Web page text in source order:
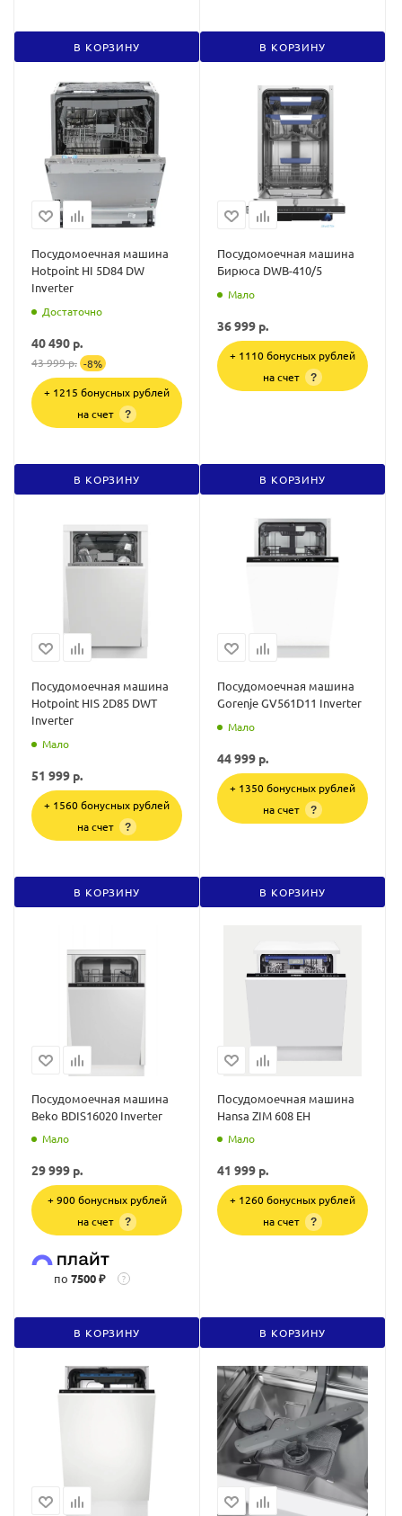
В КОРЗИНУ В КОРЗИНУ
Посудомоечная машина
Hotpoint HI 5D84 DW
Inverter
Достаточно
40 490 р.
43 999р. -8%
+ 1215 бонусных рублей
на счет
?
В КОРЗИНУ
Посудомоечная машина
Бирюса DWB-410/5
Мало
36 999 р.
+ 1110 бонусных рублей
на счет
?
В КОРЗИНУ
Посудомоечная машина
Hotpoint HIS 2D85 DWT
Inverter
Мало
51 999 р.
+ 1560 бонусных рублей
на счет
?
В КОРЗИНУ
Посудомоечная машина
Gorenje GV561D11 Inverter
Мало
44 999 р.
+ 1350 бонусных рублей
на счет
?
В КОРЗИНУ
Посудомоечная машина
Beko BDIS16020 Inverter
Мало
29 999 р.
+ 900 бонусных рублей
на счет
?
по 7500 ₽ ?
В КОРЗИНУ
Посудомоечная машина
Hansa ZIM 608 EH
Мало
41 999 р.
+ 1260 бонусных рублей
на счет
?
В КОРЗИНУ